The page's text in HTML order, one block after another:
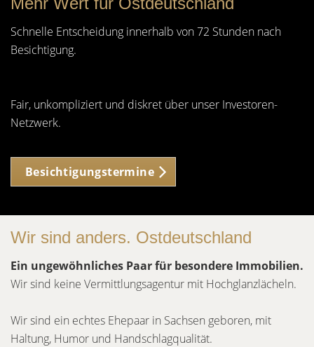
Schnelle Entscheidung innerhalb von 72 Stunden nach
Besichtigung.
Fair, unkompliziert und diskret über unser Investoren-
Netzwerk.
Besichtigungstermine
Wir sind anders. Ostdeutschland
Ein ungewöhnliches Paar für besondere Immobilien.
Wir sind keine Vermittlungsagentur mit Hochglanzlächeln.
Wir sind ein echtes Ehepaar in Sachsen geboren, mit
Haltung, Humor und Handschlagqualität.